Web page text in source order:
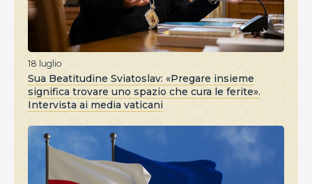
18 luglio
Sua Beatitudine Sviatoslav: «Pregare insieme
significa trovare uno spazio che cura le ferite».
Intervista ai media vaticani